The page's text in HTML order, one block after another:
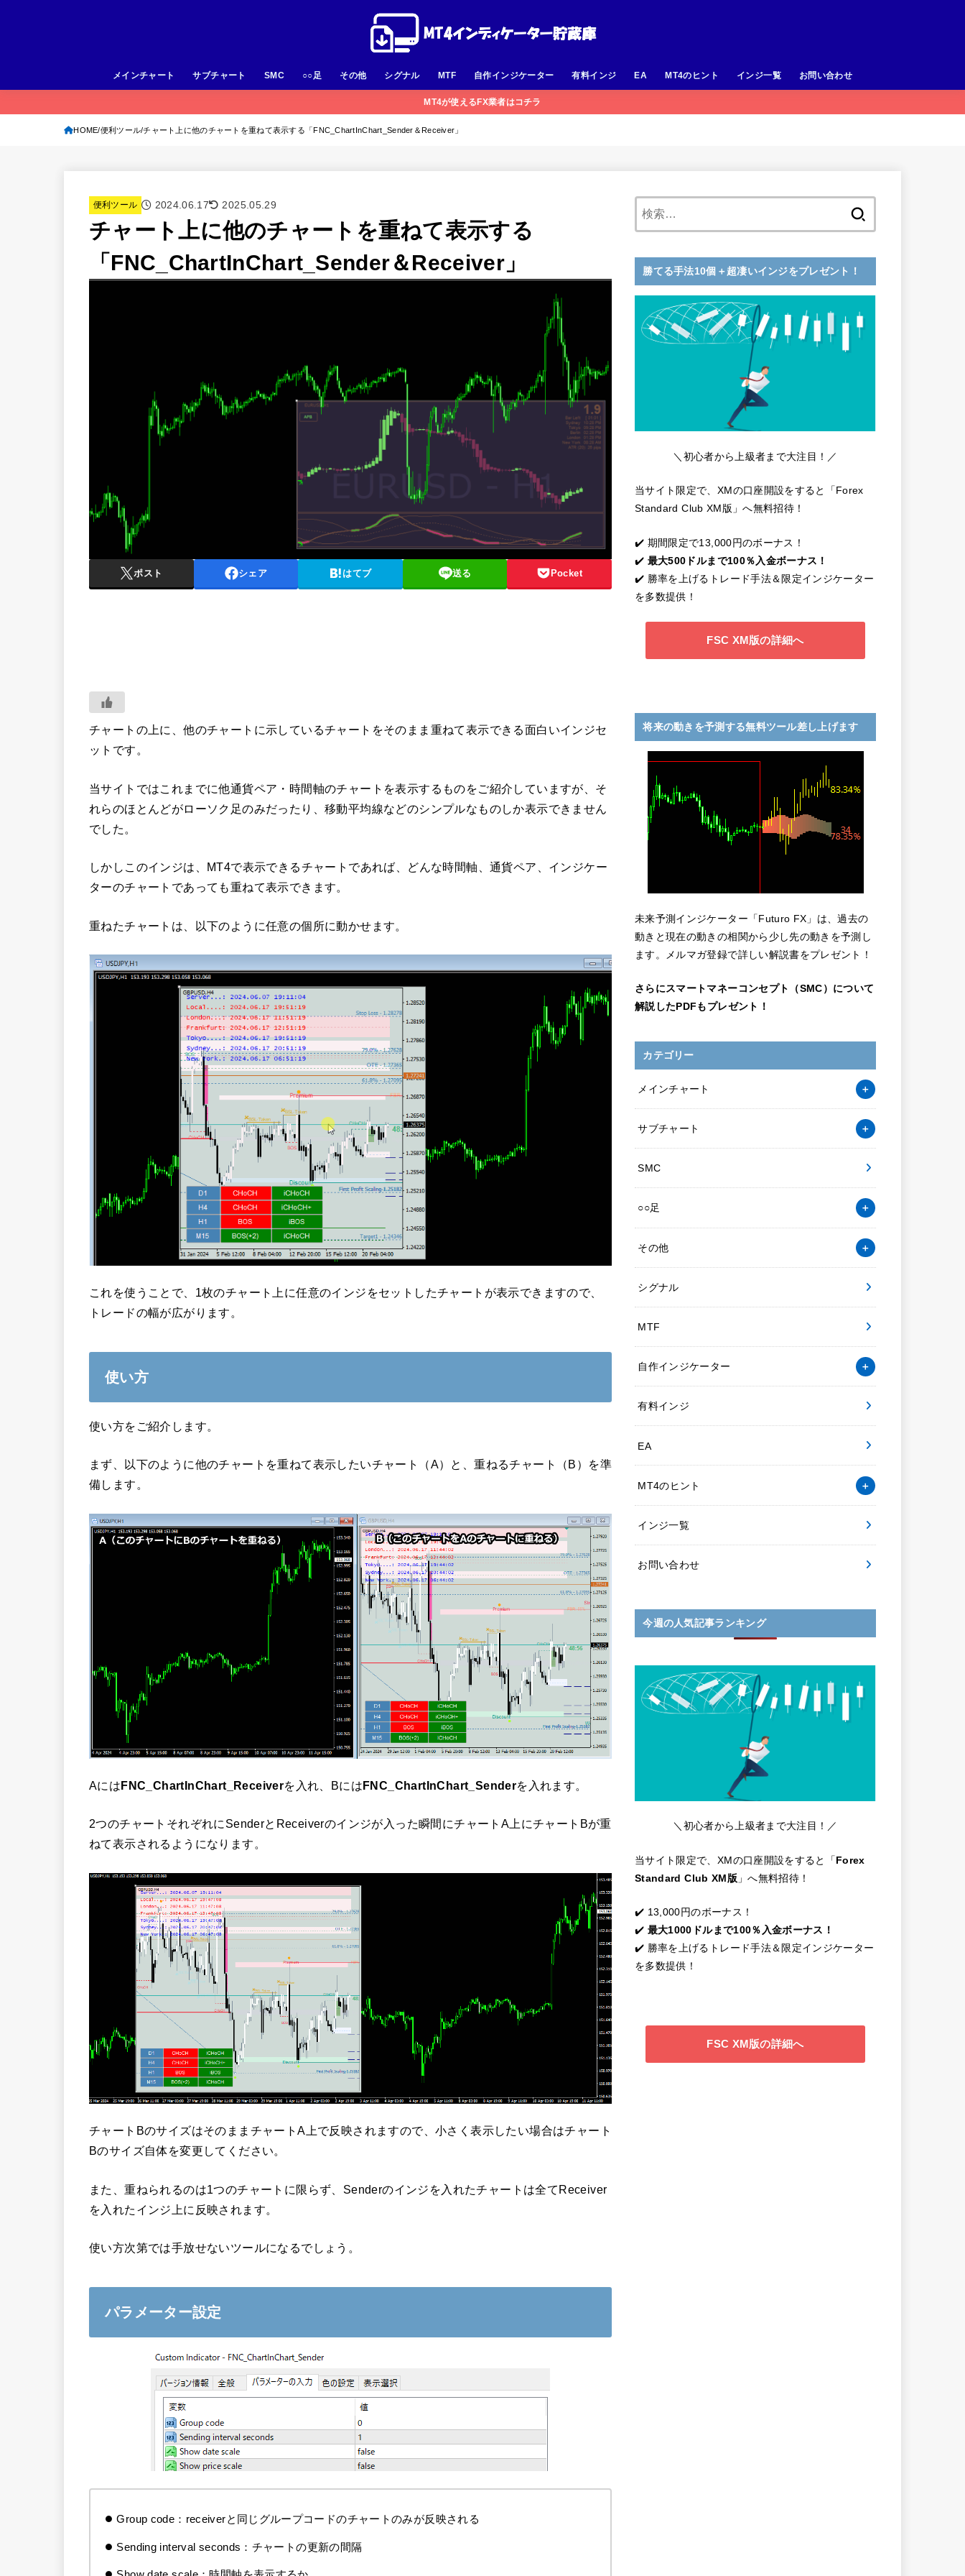
メインチャート サブチャート SMC ○○足 その他 シグナル MTF 自作インジケーター 有料インジ EA MT4のヒント インジ一覧 お問い合わせ
MT4が使えるFX業者はコチラ
HOME 便利ツール チャート上に他のチャートを重ねて表示する「FNC_ChartInChart_Sender＆Receiver」
便利ツール 2024.06.17 2025.05.29
チャート上に他のチャートを重ねて表示する
「FNC_ChartInChart_Sender＆Receiver」
ポスト シェア はてブ 送る Pocket
チャートの上に、他のチャートに示しているチャートをそのまま重ねて表示できる面白いインジセ
ットです。
当サイトではこれまでに他通貨ペア・時間軸のチャートを表示するものをご紹介していますが、そ
れらのほとんどがローソク足のみだったり、移動平均線などのシンプルなものしか表示できません
でした。
しかしこのインジは、MT4で表示できるチャートであれば、どんな時間軸、通貨ペア、インジケー
ターのチャートであっても重ねて表示できます。
重ねたチャートは、以下のように任意の個所に動かせます。
これを使うことで、1枚のチャート上に任意のインジをセットしたチャートが表示できますので、
トレードの幅が広がります。
使い方
使い方をご紹介します。
まず、以下のように他のチャートを重ねて表示したいチャート（A）と、重ねるチャート（B）を準
備します。
Aには FNC_ChartInChart_Receiverを入れ、Bには FNC_ChartInChart_Senderを入れます。
2つのチャートそれぞれにSenderとReceiverのインジが入った瞬間にチャートA上にチャートBが重
ねて表示されるようになります。
チャートBのサイズはそのままチャートA上で反映されますので、小さく表示したい場合はチャート
Bのサイズ自体を変更してください。
また、重ねられるのは1つのチャートに限らず、Senderのインジを入れたチャートは全てReceiver
を入れたインジ上に反映されます。
使い方次第では手放せないツールになるでしょう。
パラメーター設定
Group code：receiverと同じグループコードのチャートのみが反映される
Sending interval seconds：チャートの更新の間隔
勝てる手法10個＋超凄いインジをプレゼント！
＼初心者から上級者まで大注目！／
当サイト限定で、XMの口座開設をすると「Forex
Standard Club XM版」へ無料招待！
✔️ 期間限定で13,000円のボーナス！
✔️ 最大500ドルまで100％入金ボーナス！
✔️ 勝率を上げるトレード手法＆限定インジケーター
を多数提供！
FSC XM版の詳細へ
将来の動きを予測する無料ツール差し上げます
未来予測インジケーター「Futuro FX」は、過去の
動きと現在の動きの相関から少し先の動きを予測し
ます。メルマガ登録で詳しい解説書をプレゼント！
さらにスマートマネーコンセプト（SMC）について
解説したPDFもプレゼント！
カテゴリー
メインチャート
サブチャート
SMC
○○足
その他
シグナル
MTF
自作インジケーター
有料インジ
EA
MT4のヒント
インジ一覧
お問い合わせ
今週の人気記事ランキング
＼初心者から上級者まで大注目！／
当サイト限定で、XMの口座開設をすると「Forex
Standard Club XM版 」へ無料招待！
✔️ 13,000円のボーナス！
✔️ 最大1000ドルまで100％入金ボーナス！
✔️ 勝率を上げるトレード手法＆限定インジケーター
を多数提供！
FSC XM版の詳細へ